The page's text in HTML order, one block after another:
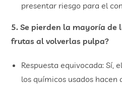
presentar riesgo para el
5. Se pierden la mayoría de
frutas al volverlas pulpa?
Respuesta equivocada: Sí,
los químicos usados hacen